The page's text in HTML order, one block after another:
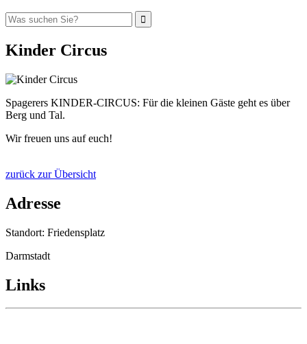
Kinder Circus
Spagerers KINDER-CIRCUS: Für die kleinen Gäste geht es über
Berg und Tal.
Wir freuen uns auf euch!
zurück zur Übersicht
Adresse
Standort: Friedensplatz
Darmstadt
Links